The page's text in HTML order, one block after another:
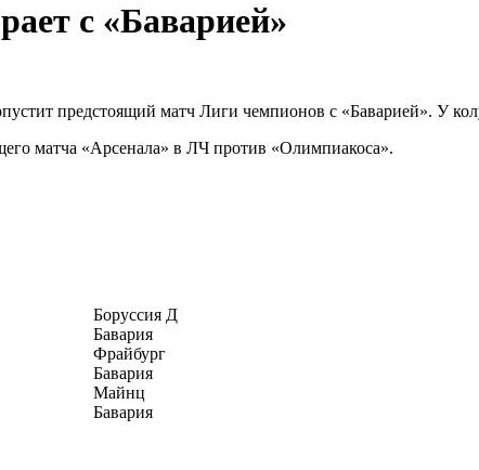
с «Баварией»
предстоящий матч Лиги чемпионов с «Баварией». У
матча «Арсенала» в ЛЧ против «Олимпиакоса».
Боруссия Д
Бавария
Фрайбург
Бавария
Майнц
Бавария